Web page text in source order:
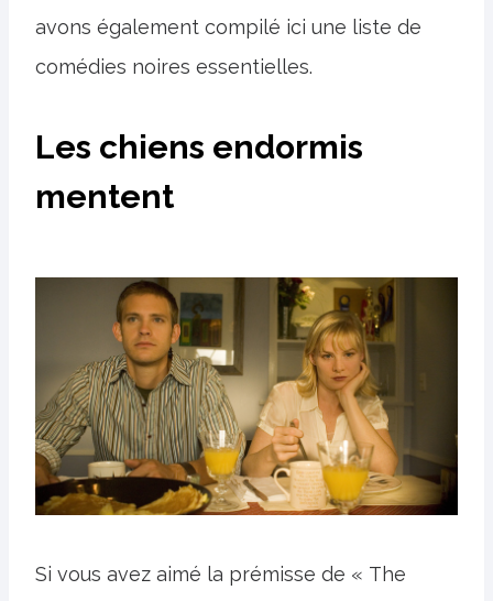
avons également compilé ici une liste de
comédies noires essentielles.
Les chiens endormis
mentent
Si vous avez aimé la prémisse de « The